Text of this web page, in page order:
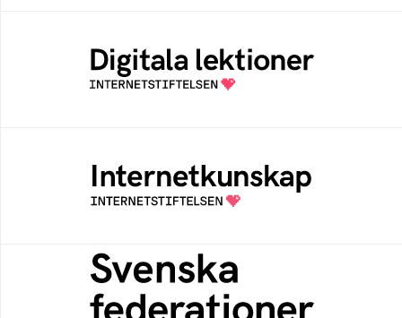
Öppen digital lärresurs med färdiga lektioner
för alla stadier i grundskolan
Samlad kunskap som hjälper dig att bli en
säker och medveten internetanvändare
Svenska federationer
Grunden för medlemskap i en sektors- eller
kontextspecifik federation